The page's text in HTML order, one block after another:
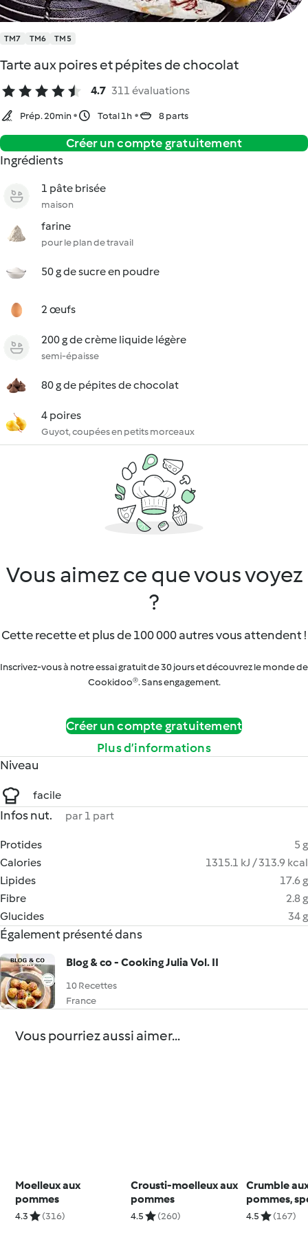
TM7 TM6 TM5
Tarte aux poires et pépites de chocolat
4.7 311 évaluations
Prép. 20min Total 1h 8 parts
Créer un compte gratuitement
Ingrédients
1 pâte brisée
maison
farine
pour le plan de travail
50 g de sucre en poudre
2 œufs
200 g de crème liquide légère
semi-épaisse
80 g de pépites de chocolat
4 poires
Guyot, coupées en petits morceaux
Vous aimez ce que vous voyez
?
Cette recette et plus de 100 000 autres vous attendent !
Inscrivez-vous à notre essai gratuit de 30 jours et découvrez le monde de
Cookidoo®. Sans engagement.
Créer un compte gratuitement
Plus d’informations
Niveau
facile
Infos nut. par 1 part
Protides
5 g
Calories
1315.1 kJ / 313.9 kcal
Lipides
17.6 g
Fibre
2.8 g
Glucides
34 g
Également présenté dans
Blog & co - Cooking Julia Vol. II
10 Recettes
France
Vous pourriez aussi aimer...
Moelleux aux
pommes
4.3 (316)
Crousti-moelleux aux
pommes
4.5 (260)
Crumble
pommes,
raisins secs
4.5 (167)